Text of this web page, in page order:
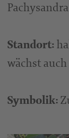
Standort:
wächst
Symbolik: